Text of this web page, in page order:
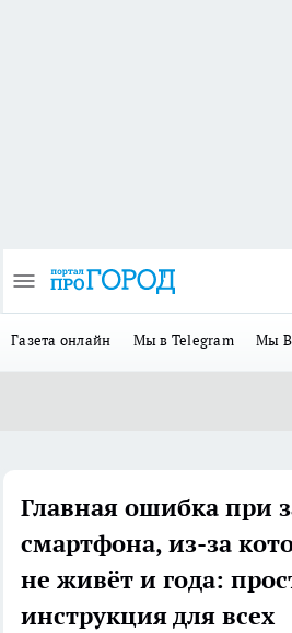
Газета онлайн Мы в Telegram Мы
Главная ошибка при
смартфона, из-за
не живёт и года:
инструкция для всех